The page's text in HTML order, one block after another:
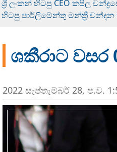
ශ්‍රී ලංකන් හිටපු CEO කපිල
හිටපු පාර්ලිමේන්තු මන්ත්‍රී චන්දන
ශකීරාට වසර
2022 සැප්‍තැම්‍බර් 28, ප.ව.